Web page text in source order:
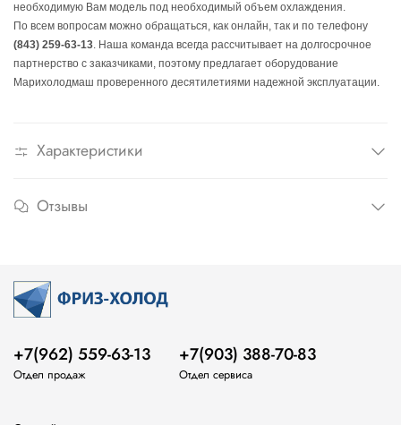
необходимую Вам модель под необходимый объем охлаждения.
По всем вопросам можно обращаться, как онлайн, так и по телефону
(843) 259-63-13. Наша команда всегда рассчитывает на долгосрочное
партнерство с заказчиками, поэтому предлагает оборудование
Марихолодмаш проверенного десятилетиями надежной эксплуатации.
Характеристики
Отзывы
+7(962) 559-63-13
Отдел продаж
+7(903) 388-70-83
Отдел сервиса